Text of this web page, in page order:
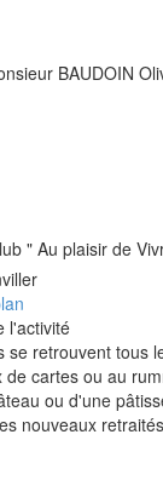
BAUDOIN
" Au plaisir de
l'activité
se retrouvent tous
de cartes ou au
ou d'une
nouveaux